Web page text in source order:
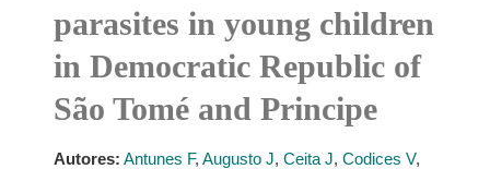
parasites in young children
in Democratic Republic of
São Tomé and Principe
Autores: Antunes F, Augusto J, Ceita J, Codices V,